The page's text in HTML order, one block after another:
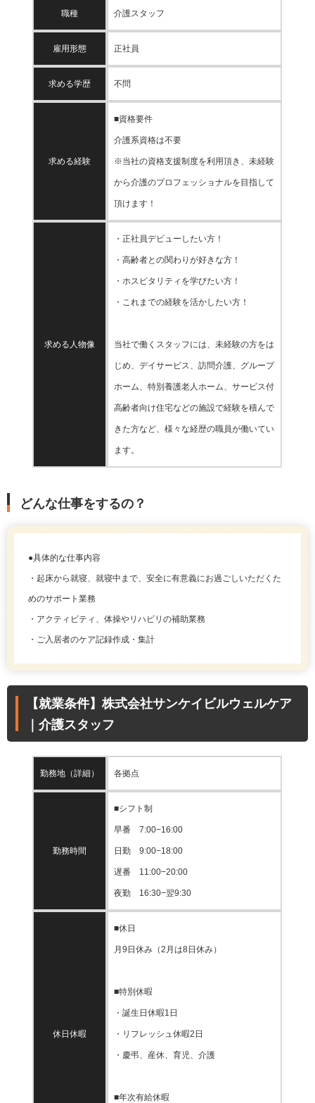
職種 介護スタッフ
雇用形態 正社員
求める学歴 不問
求める経験
■資格要件
介護系資格は不要
※当社の資格支援制度を利用頂き、未経験
から介護のプロフェッショナルを目指して
頂けます！
求める人物像
・正社員デビューしたい方！
・高齢者との関わりが好きな方！
・ホスピタリティを学びたい方！
・これまでの経験を活かしたい方！
当社で働くスタッフには、未経験の方をは
じめ、デイサービス、訪問介護、グループ
ホーム、特別養護老人ホーム、サービス付
高齢者向け住宅などの施設で経験を積んで
きた方など、様々な経歴の職員が働いてい
ます。
どんな仕事をするの？
●具体的な仕事内容
・起床から就寝、就寝中まで、安全に有意義にお過ごしいただくた
めのサポート業務
・アクティビティ、体操やリハビリの補助業務
・ご入居者のケア記録作成・集計
【就業条件】株式会社サンケイビルウェルケア
｜介護スタッフ
勤務地（詳細） 各拠点
勤務時間
■シフト制
早番 7:00−16:00
日勤 9:00−18:00
遅番 11:00−20:00
夜勤 16:30−翌9:30
休日休暇
■休日
月9日休み（2月は8日休み）
■特別休暇
・誕生日休暇1日
・リフレッシュ休暇2日
・慶弔、産休、育児、介護
■年次有給休暇